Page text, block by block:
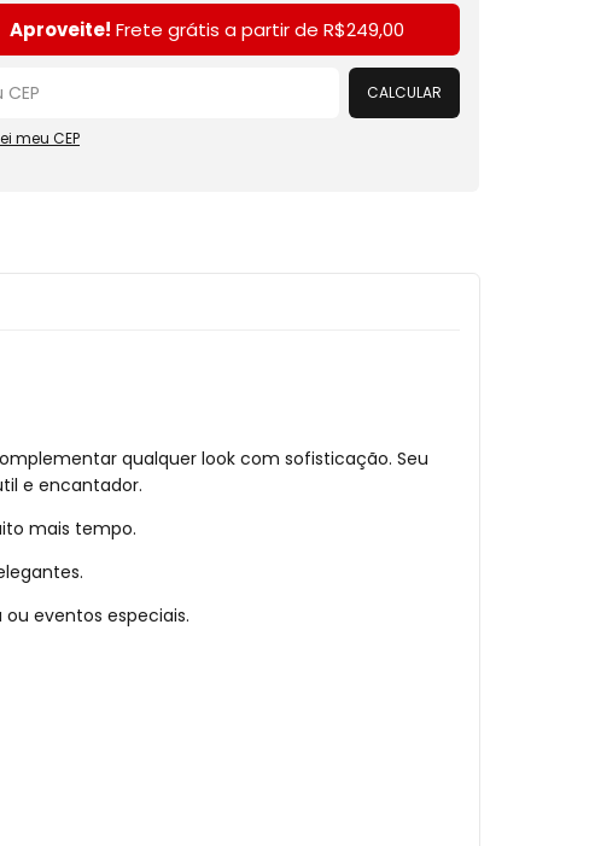
Aproveite! Frete grátis a partir de R$249,00
CALCULAR
meu CEP
qualquer look com sofisticação. Seu
e encantador.
mais tempo.
eventos especiais.